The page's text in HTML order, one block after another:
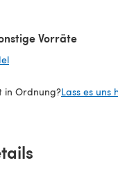
Vorräte
in Ordnung?Lass es uns